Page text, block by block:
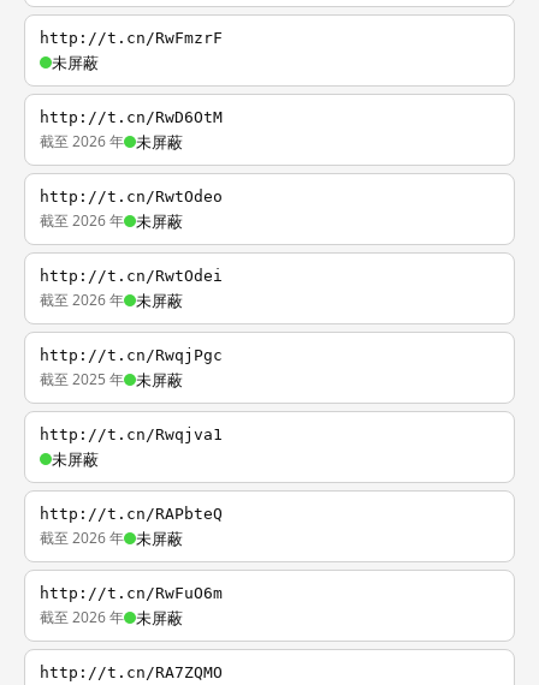
http://t.cn/RwFmzrF
未屏蔽
http://t.cn/RwD6OtM
截至 2026 年 未屏蔽
http://t.cn/RwtOdeo
截至 2026 年 未屏蔽
http://t.cn/RwtOdei
截至 2026 年 未屏蔽
http://t.cn/RwqjPgc
截至 2025 年 未屏蔽
http://t.cn/Rwqjva1
未屏蔽
http://t.cn/RAPbteQ
截至 2026 年 未屏蔽
http://t.cn/RwFuO6m
截至 2026 年 未屏蔽
http://t.cn/RA7ZQMO